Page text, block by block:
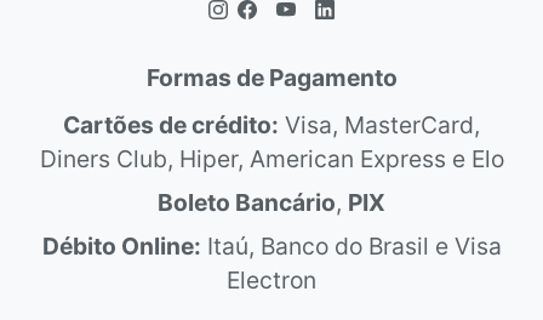
Formas de Pagamento
Cartões de crédito: Visa, MasterCard,
Diners Club, Hiper, American Express e Elo
Boleto Bancário, PIX
Débito Online: Itaú, Banco do Brasil e Visa
Electron